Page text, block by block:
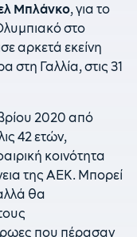
Μπλάνκο, για το
στο
αρκετά εκείνη
στη Γαλλία, στις 31
2020 από
42 ετών,
κοινότητα
της ΑΕΚ. Μπορεί
θα
που πέρασαν